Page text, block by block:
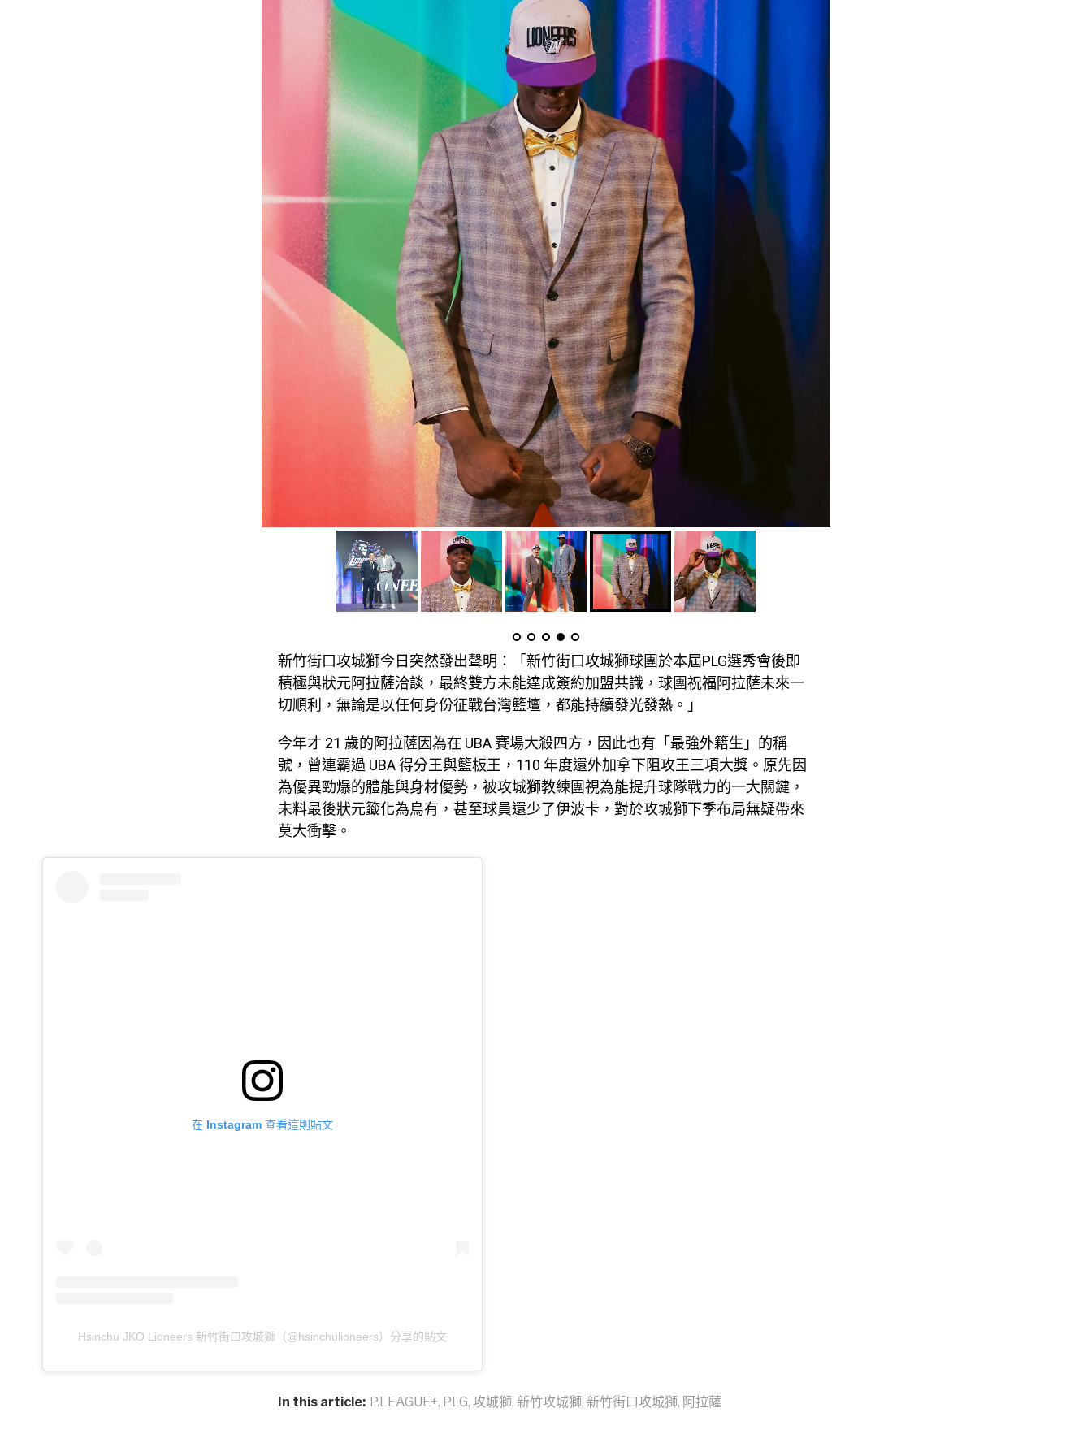
新竹街口攻城獅今日突然發出聲明：「新竹街口攻城獅球團於本屆PLG選秀會後即
積極與狀元阿拉薩洽談，最終雙方未能達成簽約加盟共識，球團祝福阿拉薩未來一
切順利，無論是以任何身份征戰台灣籃壇，都能持續發光發熱。」
今年才 21 歲的阿拉薩因為在 UBA 賽場大殺四方，因此也有「最強外籍生」的稱
號，曾連霸過 UBA 得分王與籃板王，110 年度還外加拿下阻攻王三項大獎。原先因
為優異勁爆的體能與身材優勢，被攻城獅教練團視為能提升球隊戰力的一大關鍵，
未料最後狀元籤化為烏有，甚至球員還少了伊波卡，對於攻城獅下季布局無疑帶來
莫大衝擊。
在 Instagram 查看這則貼文
Hsinchu JKO Lioneers 新竹街口攻城獅（@hsinchulioneers）分享的貼文
In this article: P.LEAGUE+, PLG, 攻城獅, 新竹攻城獅, 新竹街口攻城獅, 阿拉薩